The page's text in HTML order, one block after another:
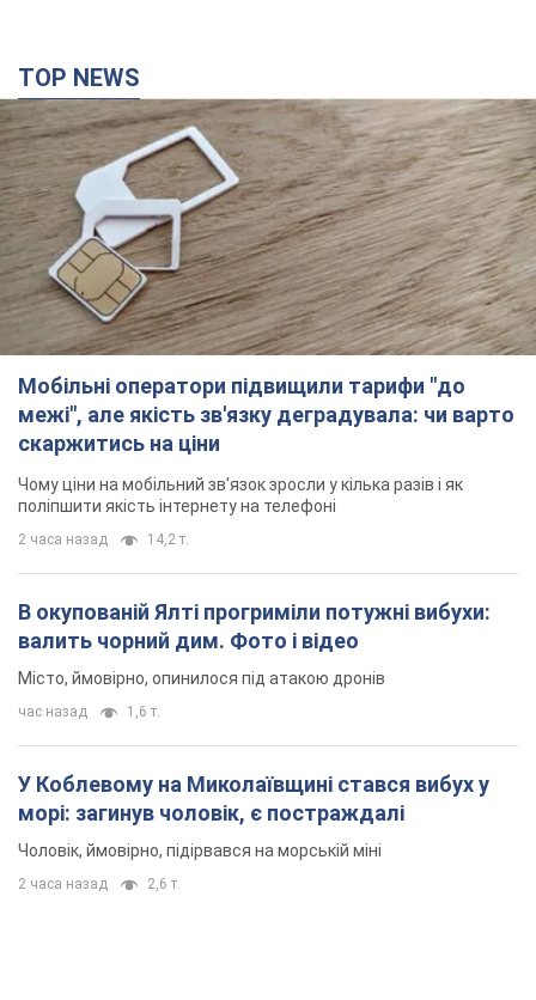
TOP NEWS
Мобільні оператори підвищили тарифи "до
межі", але якість зв'язку деградувала: чи варто
скаржитись на ціни
Чому ціни на мобільний зв'язок зросли у кілька разів і як
поліпшити якість інтернету на телефоні
2 часа назад 14,2 т.
В окупованій Ялті прогриміли потужні вибухи:
валить чорний дим. Фото і відео
Місто, ймовірно, опинилося під атакою дронів
час назад 1,6 т.
У Коблевому на Миколаївщині стався вибух у
морі: загинув чоловік, є постраждалі
Чоловік, ймовірно, підірвався на морській міні
2 часа назад 2,6 т.